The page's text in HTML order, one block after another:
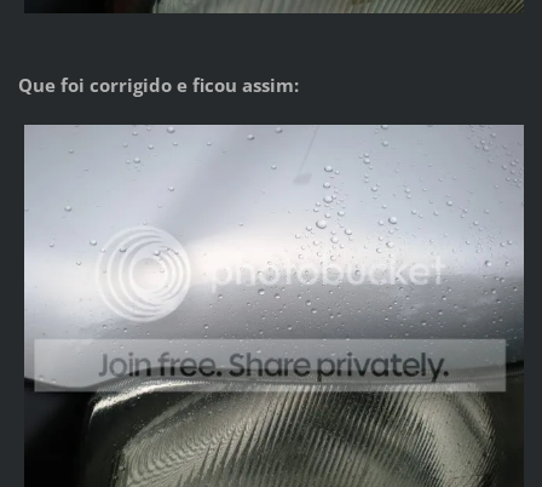
Que foi corrigido e ficou assim: